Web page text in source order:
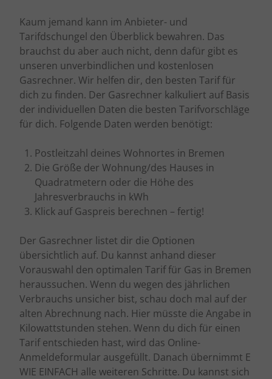
Kaum jemand kann im Anbieter- und
Tarifdschungel den Überblick bewahren. Das
brauchst du aber auch nicht, denn dafür gibt es
unseren unverbindlichen und kostenlosen
Gasrechner. Wir helfen dir, den besten Tarif für
dich zu finden. Der Gasrechner kalkuliert auf Basis
der individuellen Daten die besten Tarifvorschläge
für dich. Folgende Daten werden benötigt:
Postleitzahl deines Wohnortes in Bremen
Die Größe der Wohnung/des Hauses in
Quadratmetern oder die Höhe des
Jahresverbrauchs in kWh
Klick auf Gaspreis berechnen – fertig!
Der Gasrechner listet dir die Optionen
übersichtlich auf. Du kannst anhand dieser
Vorauswahl den optimalen Tarif für Gas in Bremen
heraussuchen. Wenn du wegen des jährlichen
Verbrauchs unsicher bist, schau doch mal auf der
alten Abrechnung nach. Hier müsste die Angabe in
Kilowattstunden stehen. Wenn du dich für einen
Tarif entschieden hast, wird das Online-
Anmeldeformular ausgefüllt. Danach übernimmt E
WIE EINFACH alle weiteren Schritte. Du kannst sich